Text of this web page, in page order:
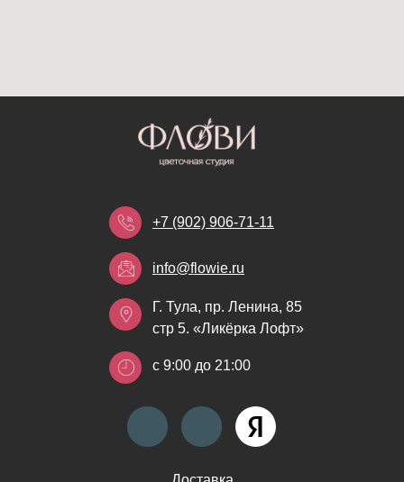
+7 (902) 906-71-11
info@flowie.ru
Г. Тула, пр. Ленина, 85
стр 5. «Ликёрка Лофт»
с 9:00 до 21:00